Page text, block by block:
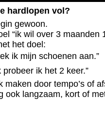
hardlopen vol?
gewoon.
“ik wil over 3 maanden
het doel:
ik mijn schoenen aan.”
probeer ik het 2 keer.”
maken door tempo’s of
ook langzaam, kort of